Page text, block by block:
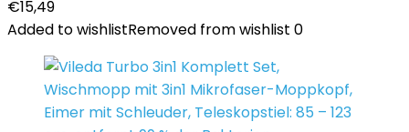
€15,49
Added to wishlistRemoved from wishlist 0